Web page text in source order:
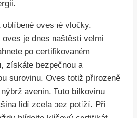
oblíbené ovesné vločky.
oves je dnes naštěstí velmi
po certifikovaném
získáte bezpečnou a
surovinu. Oves totiž přirozeně
avenin. Tuto bílkovinu
lidí zcela bez potíží. Při